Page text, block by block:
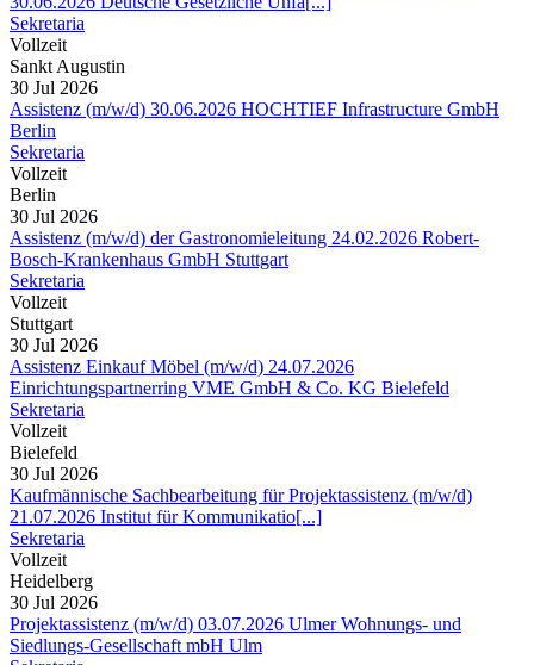
Sekretaria
Vollzeit
Sankt Augustin
30 Jul 2026
Assistenz (m/w/d) 30.06.2026 HOCHTIEF Infrastructure GmbH
Berlin
Sekretaria
Vollzeit
Berlin
30 Jul 2026
Assistenz (m/w/d) der Gastronomieleitung 24.02.2026 Robert-
Bosch-Krankenhaus GmbH Stuttgart
Sekretaria
Vollzeit
Stuttgart
30 Jul 2026
Assistenz Einkauf Möbel (m/w/d) 24.07.2026
Einrichtungspartnerring VME GmbH & Co. KG Bielefeld
Sekretaria
Vollzeit
Bielefeld
30 Jul 2026
Kaufmännische Sachbearbeitung für Projektassistenz (m/w/d)
21.07.2026 Institut für Kommunikatio[...]
Sekretaria
Vollzeit
Heidelberg
30 Jul 2026
Projektassistenz (m/w/d) 03.07.2026 Ulmer Wohnungs- und
Siedlungs-Gesellschaft mbH Ulm